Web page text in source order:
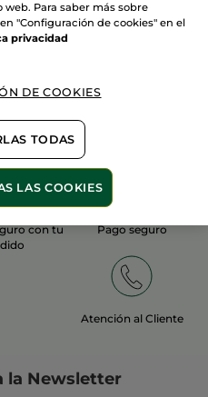
NUIT D'ORCHIDEE
con tu
Pago seguro
Atención al Cliente
la Newsletter
Para saber más sobre
"Configuración de cookies" en el
privacidad
DE COOKIES
TODAS
LAS COOKIES